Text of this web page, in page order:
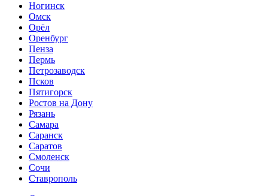
Ногинск
Омск
Орёл
Оренбург
Пенза
Пермь
Петрозаводск
Псков
Пятигорск
Ростов на Дону
Рязань
Самара
Саранск
Саратов
Смоленск
Сочи
Ставрополь